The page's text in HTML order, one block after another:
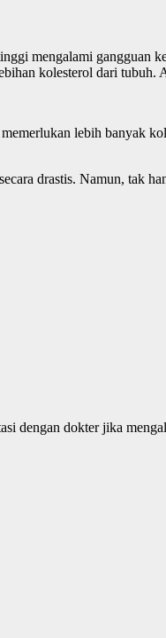
mengalami gangguan
kolesterol dari
lebih banyak
drastis. Namun, tak
dengan dokter jika